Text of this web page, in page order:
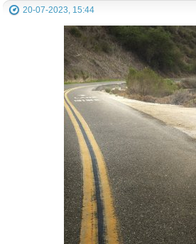
20-07-2023, 15:44